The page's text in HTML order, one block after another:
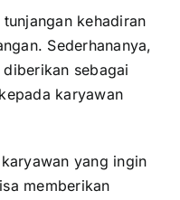
kehadiran
Sederhananya,
sebagai
karyawan
yang ingin
memberikan